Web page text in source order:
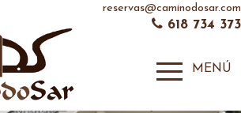
reservas@caminodosar.com
618 734 373
MENÚ